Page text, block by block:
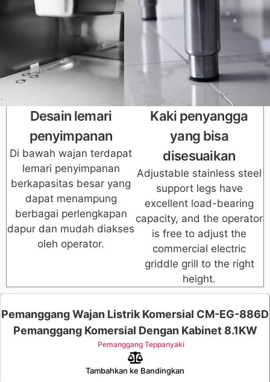
Desain lemari
penyimpanan
Di bawah wajan terdapat
lemari penyimpanan
berkapasitas besar yang
dapat menampung
berbagai perlengkapan
dapur dan mudah diakses
oleh operator.
Kaki penyangga
yang bisa
disesuaikan
Adjustable stainless steel
support legs have
excellent load-bearing
capacity, and the operator
is free to adjust the
commercial electric
griddle grill to the right
height.
Pemanggang Wajan Listrik Komersial CM-EG-886D
Pemanggang Komersial Dengan Kabinet 8.1KW
Pemanggang Teppanyaki
Tambahkan ke Bandingkan